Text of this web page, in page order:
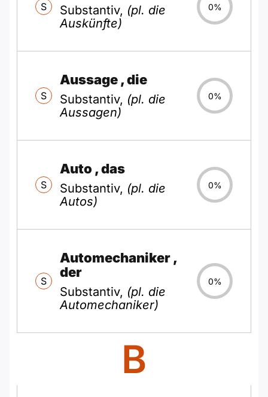
S Substantiv, (pl. die
Auskünfte)
0%
S
Aussage , die
Substantiv, (pl. die
Aussagen)
0%
S
Auto , das
Substantiv, (pl. die
Autos)
0%
S
Automechaniker ,
der
Substantiv, (pl. die
Automechaniker)
0%
B